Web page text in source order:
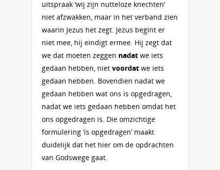
uitspraak ‘wij zijn nutteloze knechten’
niet afzwakken, maar in het verband zien
waarin Jezus het zegt. Jezus begint er
niet mee, hij eindigt ermee. Hij zegt dat
we dat moeten zeggen nadat we iets
gedaan hebben, niet voordat we iets
gedaan hebben. Bovendien nadat we
gedaan hebben wat ons is opgedragen,
nadat we iets gedaan hebben omdat het
ons opgedragen is. Die omzichtige
formulering ‘is opgedragen’ maakt
duidelijk dat het hier om de opdrachten
van Godswege gaat.